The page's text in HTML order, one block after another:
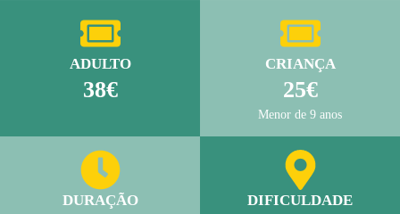
ADULTO
38€
CRIANÇA
25€
Menor de 9 anos
DURAÇÃO DIFICULDADE